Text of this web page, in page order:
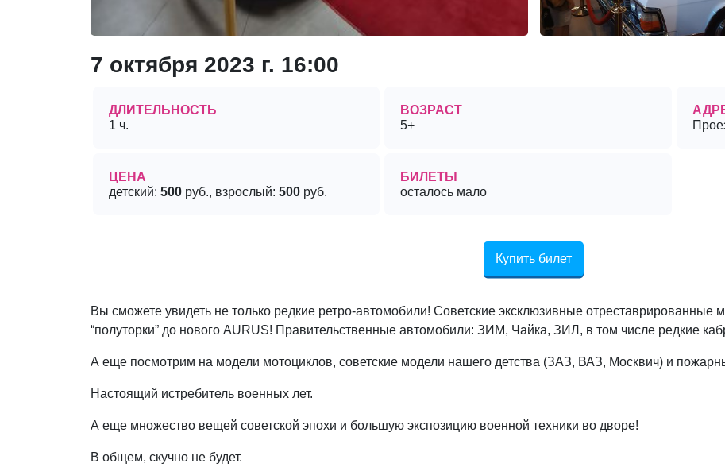
7 октября 2023 г. 16:00
ДЛИТЕЛЬНОСТЬ
1 ч.
ВОЗРАСТ
5+
ЦЕНА
детский: 500 руб., взрослый: 500 руб.
БИЛЕТЫ
осталось мало
Купить билет
Вы сможете увидеть не только редкие ретро-автомобили! Советские эксклюзивные отреставрированные
“полуторки” до нового AURUS! Правительственные автомобили: ЗИМ, Чайка, ЗИЛ, в том числе редкие
А еще посмотрим на модели мотоциклов, советские модели нашего детства (ЗАЗ, ВАЗ, Москвич) и
Настоящий истребитель военных лет.
А еще множество вещей советской эпохи и большую экспозицию военной техники во дворе!
В общем, скучно не будет.